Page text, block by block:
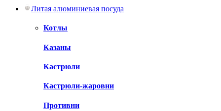
Литая алюминиевая посуда
Котлы
Казаны
Кастрюли
Кастрюли-жаровни
Противни